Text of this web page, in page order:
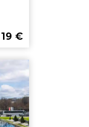
19 €